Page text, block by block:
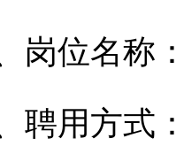
位名称：
用方式